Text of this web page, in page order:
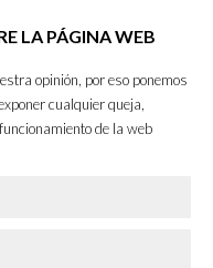
LA PÁGINA WEB
opinión, por eso ponemos
cualquier queja,
de la web